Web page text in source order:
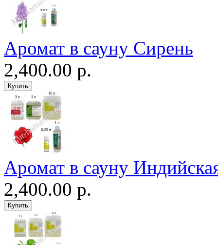
Аромат в сауну Сирень
2,400.00 р.
Аромат в сауну
2,400.00 р.